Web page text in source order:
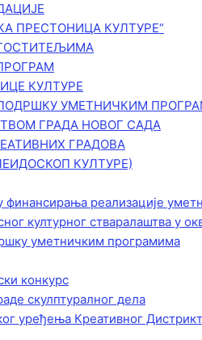
ПРЕСТОНИЦА КУЛТУРЕ“
КУЛТУРЕ
УМЕТНИЧКИМ
ГРАДА НОВОГ САДА
ГРАДОВА
КУЛТУРЕ)
финансирања реализације
културног стваралаштва у
уметничким програмима
конкурс
скулптуралног дела
уређења Креативног